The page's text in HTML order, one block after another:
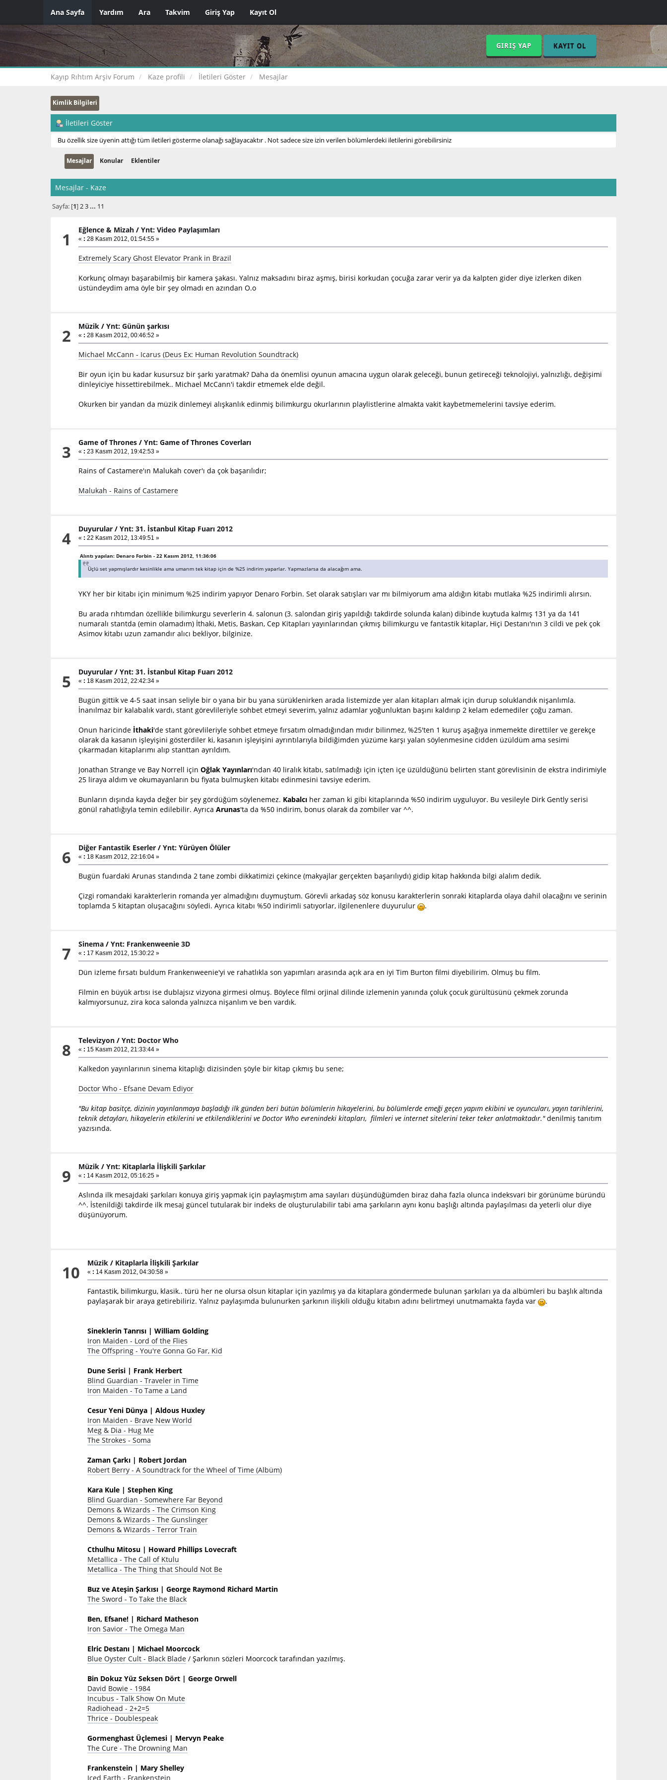
Ana Sayfa Yardım Ara Takvim Giriş Yap Kayıt Ol
GIRIŞ YAP KAYIT OL
Kayıp Rıhtım Arşiv Forum Kaze profili İletileri Göster Mesajlar
Kimlik Bilgileri
İletileri Göster
Bu özellik size üyenin attığı tüm iletileri gösterme olanağı sağlayacaktır . Not sadece size izin verilen bölümlerdeki iletilerini görebilirsiniz
Mesajlar Konular Eklentiler
Mesajlar - Kaze
Sayfa: [1]2 3 ... 11
1 Eğlence & Mizah /Ynt: Video Paylaşımları
« : 28 Kasım 2012, 01:54:55 »
Extremely Scary Ghost Elevator Prank in Brazil
Korkunç olmayı başarabilmiş bir kamera şakası. Yalnız maksadını biraz aşmış, birisi korkudan çocuğa zarar verir ya da kalpten gider diye izlerken diken
üstündeydim ama öyle bir şey olmadı en azından O.o
2 Müzik /Ynt: Günün şarkısı
« : 28 Kasım 2012, 00:46:52 »
Michael McCann - Icarus (Deus Ex: Human Revolution Soundtrack)
Bir oyun için bu kadar kusursuz bir şarkı yaratmak? Daha da önemlisi oyunun amacına uygun olarak geleceği, bunun getireceği teknolojiyi, yalnızlığı, değişimi
dinleyiciye hissettirebilmek.. Michael McCann'i takdir etmemek elde değil.
Okurken bir yandan da müzik dinlemeyi alışkanlık edinmiş bilimkurgu okurlarının playlistlerine almakta vakit kaybetmemelerini tavsiye ederim.
3 Game of Thrones /Ynt: Game of Thrones Coverları
« : 23 Kasım 2012, 19:42:53 »
Rains of Castamere'ın Malukah cover'ı da çok başarılıdır;
Malukah - Rains of Castamere
4 Duyurular /Ynt: 31. İstanbul Kitap Fuarı 2012
« : 22 Kasım 2012, 13:49:51 »
Alıntı yapılan: Denaro Forbin - 22 Kasım 2012, 11:36:06
Üçlü set yapmışlardır kesinlikle ama umarım tek kitap için de %25 indirim yaparlar. Yapmazlarsa da alacağım ama.
YKY her bir kitabı için minimum %25 indirim yapıyor Denaro Forbin. Set olarak satışları var mı bilmiyorum ama aldığın kitabı mutlaka %25 indirimli alırsın.
Bu arada rıhtımdan özellikle bilimkurgu severlerin 4. salonun (3. salondan giriş yapıldığı takdirde solunda kalan) dibinde kuytuda kalmış 131 ya da 141
numaralı stantda (emin olamadım) İthaki, Metis, Baskan, Cep Kitapları yayınlarından çıkmış bilimkurgu ve fantastik kitaplar, Hiçi Destanı'nın 3 cildi ve pek çok
Asimov kitabı uzun zamandır alıcı bekliyor, bilginize.
5 Duyurular /Ynt: 31. İstanbul Kitap Fuarı 2012
« : 18 Kasım 2012, 22:42:34 »
Bugün gittik ve 4-5 saat insan seliyle bir o yana bir bu yana sürüklenirken arada listemizde yer alan kitapları almak için durup soluklandık nişanlımla.
İnanılmaz bir kalabalık vardı, stant görevlileriyle sohbet etmeyi severim, yalnız adamlar yoğunluktan başını kaldırıp 2 kelam edemediler çoğu zaman.
Onun haricinde İthaki'de stant görevlileriyle sohbet etmeye fırsatım olmadığından mıdır bilinmez, %25'ten 1 kuruş aşağıya inmemekte direttiler ve gerekçe
olarak da kasanın işleyişini gösterdiler ki, kasanın işleyişini ayrıntılarıyla bildiğimden yüzüme karşı yalan söylenmesine cidden üzüldüm ama sesimi
çıkarmadan kitaplarımı alıp stanttan ayrıldım.
Jonathan Strange ve Bay Norrell içinOğlak Yayınları'ndan 40 liralık kitabı, satılmadığı için içten içe üzüldüğünü belirten stant görevlisinin de ekstra indirimiyle
25 liraya aldım ve okumayanların bu fiyata bulmuşken kitabı edinmesini tavsiye ederim.
Bunların dışında kayda değer bir şey gördüğüm söylenemez. Kabalcı her zaman ki gibi kitaplarında %50 indirim uyguluyor. Bu vesileyle Dirk Gently serisi
gönül rahatlığıyla temin edilebilir. AyrıcaArunas'ta da %50 indirim, bonus olarak da zombiler var ^^.
6 Diğer Fantastik Eserler /Ynt: Yürüyen Ölüler
« : 18 Kasım 2012, 22:16:04 »
Bugün fuardaki Arunas standında 2 tane zombi dikkatimizi çekince (makyajlar gerçekten başarılıydı) gidip kitap hakkında bilgi alalım dedik.
Çizgi romandaki karakterlerin romanda yer almadığını duymuştum. Görevli arkadaş söz konusu karakterlerin sonraki kitaplarda olaya dahil olacağını ve serinin
toplamda 5 kitaptan oluşacağını söyledi. Ayrıca kitabı %50 indirimli satıyorlar, ilgilenenlere duyurulur
.
7 Sinema /Ynt: Frankenweenie 3D
« : 17 Kasım 2012, 15:30:22 »
Dün izleme fırsatı buldum Frankenweenie'yi ve rahatlıkla son yapımları arasında açık ara en iyi Tim Burton filmi diyebilirim. Olmuş bu film.
Filmin en büyük artısı ise dublajsız vizyona girmesi olmuş. Böylece filmi orjinal dilinde izlemenin yanında çoluk çocuk gürültüsünü çekmek zorunda
kalmıyorsunuz, zira koca salonda yalnızca nişanlım ve ben vardık.
8 Televizyon /Ynt: Doctor Who
« : 15 Kasım 2012, 21:33:44 »
Kalkedon yayınlarının sinema kitaplığı dizisinden şöyle bir kitap çıkmış bu sene;
Doctor Who - Efsane Devam Ediyor
"Bu kitap basitçe, dizinin yayınlanmaya başladığı ilk günden beri bütün bölümlerin hikayelerini, bu bölümlerde emeği geçen yapım ekibini ve oyuncuları, yayın tarihlerini,
teknik detayları, hikayelerin etkilerini ve etkilendiklerini ve Doctor Who evrenindeki kitapları, filmleri ve internet sitelerini teker teker anlatmaktadır."denilmiş tanıtım
yazısında.
9 Müzik /Ynt: Kitaplarla İlişkili Şarkılar
« : 14 Kasım 2012, 05:16:25 »
Aslında ilk mesajdaki şarkıları konuya giriş yapmak için paylaşmıştım ama sayıları düşündüğümden biraz daha fazla olunca indeksvari bir görünüme büründü
^^. İstenildiği takdirde ilk mesaj güncel tutularak bir indeks de oluşturulabilir tabi ama şarkıların aynı konu başlığı altında paylaşılması da yeterli olur diye
düşünüyorum.
10 Müzik / Kitaplarla İlişkili Şarkılar
« : 14 Kasım 2012, 04:30:58 »
Fantastik, bilimkurgu, klasik.. türü her ne olursa olsun kitaplar için yazılmış ya da kitaplara göndermede bulunan şarkıları ya da albümleri bu başlık altında
paylaşarak bir araya getirebiliriz. Yalnız paylaşımda bulunurken şarkının ilişkili olduğu kitabın adını belirtmeyi unutmamakta fayda var
.
Sineklerin Tanrısı | William Golding
Iron Maiden - Lord of the Flies
The Offspring - You're Gonna Go Far, Kid
Dune Serisi | Frank Herbert
Blind Guardian - Traveler in Time
Iron Maiden - To Tame a Land
Cesur Yeni Dünya | Aldous Huxley
Iron Maiden - Brave New World
Meg & Dia - Hug Me
The Strokes - Soma
Zaman Çarkı | Robert Jordan
Robert Berry - A Soundtrack for the Wheel of Time (Albüm)
Kara Kule | Stephen King
Blind Guardian - Somewhere Far Beyond
Demons & Wizards - The Crimson King
Demons & Wizards - The Gunslinger
Demons & Wizards - Terror Train
Cthulhu Mitosu | Howard Phillips Lovecraft
Metallica - The Call of Ktulu
Metallica - The Thing that Should Not Be
Buz ve Ateşin Şarkısı | George Raymond Richard Martin
The Sword - To Take the Black
Ben, Efsane! | Richard Matheson
Iron Savior - The Omega Man
Elric Destanı | Michael Moorcock
Blue Oyster Cult - Black Blade / Şarkının sözleri Moorcock tarafından yazılmış.
Bin Dokuz Yüz Seksen Dört | George Orwell
David Bowie - 1984
Incubus - Talk Show On Mute
Radiohead - 2+2=5
Thrice - Doublespeak
Gormenghast Üçlemesi | Mervyn Peake
The Cure - The Drowning Man
Frankenstein | Mary Shelley
Iced Earth - Frankenstein